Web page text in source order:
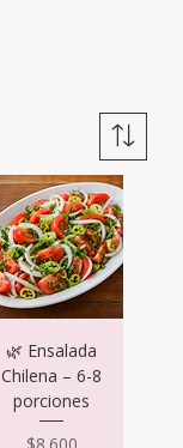
🌿 Ensalada
Chilena – 6-8
porciones
Precio
$8.600